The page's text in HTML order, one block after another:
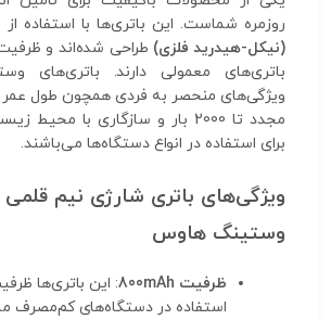
روزمره شماست. این باتری‌ها با استفاده از
(نیکل-هیدرید فلزی) طراحی شده‌اند و
باتری‌های معمولی دارند. باتری‌های
ویژگی‌های منحصر به فردی همچون طول عمر
مجدد تا 2000 بار و سازگاری با
برای استفاده در انواع دستگاه‌ها می‌باشند.
وستینگ هاوس
ظرفیت 800mAh
: این باتری‌ها
استفاده در دستگاه‌های کم‌مصرف